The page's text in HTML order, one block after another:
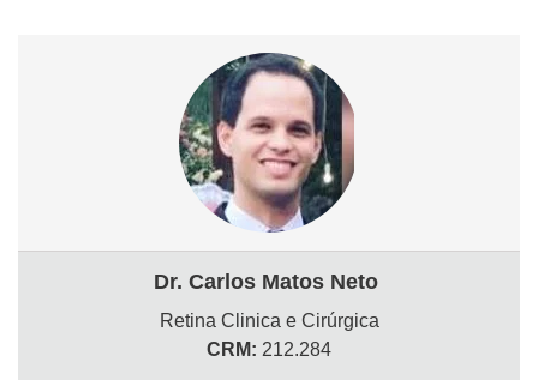
Dr. Carlos Matos Neto
Retina Clinica e Cirúrgica
CRM: 212.284